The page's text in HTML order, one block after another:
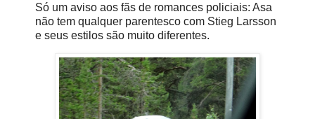
Só um aviso aos fãs de romances policiais: Asa
não tem qualquer parentesco com Stieg Larsson
e seus estilos são muito diferentes.